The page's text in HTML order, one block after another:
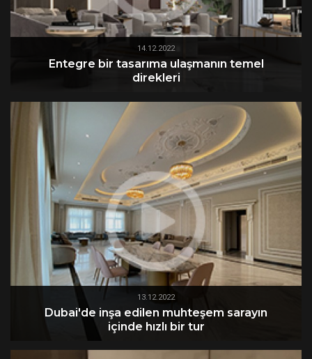
14.12.2022
Entegre bir tasarıma ulaşmanın temel
direkleri
13.12.2022
Dubai'de inşa edilen muhteşem sarayın
içinde hızlı bir tur